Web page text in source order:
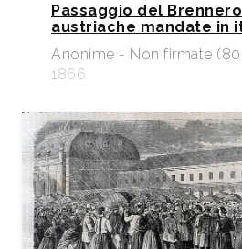
Passaggio del
austriache mandate in
Anonime - Non firmate
1866